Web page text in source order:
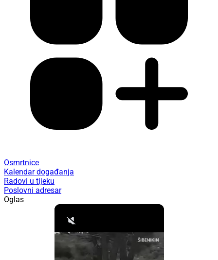
Osmrtnice
Kalendar događanja
Radovi u tijeku
Poslovni adresar
Oglas